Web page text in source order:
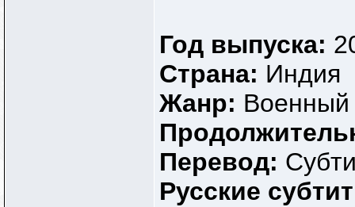
Год выпуска:
Страна: Индия
Жанр: Военный
Перевод:
Русские